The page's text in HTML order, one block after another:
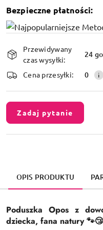
Bezpieczne płatności:
Dostępność
i
dostawa
Przewidywany
czas wysyłki:
24
Cena przesyłki: 0
Zadaj pytanie
OPIS PRODUKTU
Poduszka Opos z
dziecka, fana natury 🐾😴